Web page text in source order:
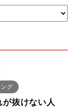
グ
抜けない人